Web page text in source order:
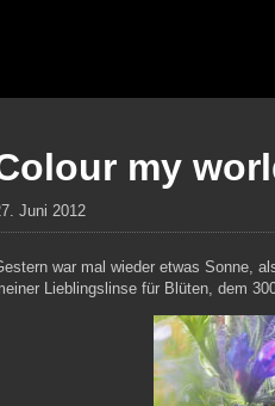
my
Juni 2012
war mal wieder etwas Sonne,
Lieblingslinse für Blüten, dem